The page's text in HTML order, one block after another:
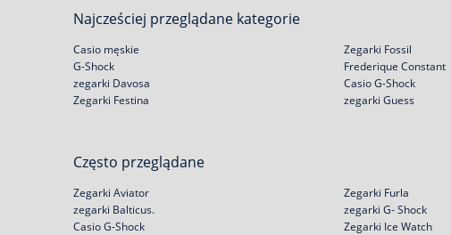
Najcześciej przeglądane kategorie
Casio męskie
G-Shock
zegarki Davosa
Zegarki Festina
Zegarki Fossil
Frederique Constant
Casio G-Shock
zegarki Guess
Często przeglądane
Zegarki Aviator
zegarki Balticus.
Casio G-Shock
Zegarki Furla
zegarki G- Shock
Zegarki Ice Watch